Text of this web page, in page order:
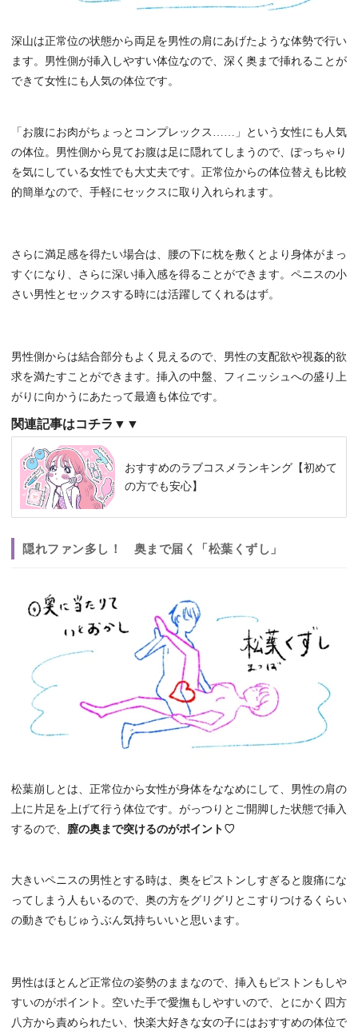
深山は正常位の状態から両足を男性の肩にあげたような体勢で行い
ます。男性側が挿入しやすい体位なので、深く奥まで挿れることが
できて女性にも人気の体位です。
「お腹にお肉がちょっとコンプレックス……」という女性にも人気
の体位。男性側から見てお腹は足に隠れてしまうので、ぽっちゃり
を気にしている女性でも大丈夫です。正常位からの体位替えも比較
的簡単なので、手軽にセックスに取り入れられます。
さらに満足感を得たい場合は、腰の下に枕を敷くとより身体がまっ
すぐになり、さらに深い挿入感を得ることができます。ペニスの小
さい男性とセックスする時には活躍してくれるはず。
男性側からは結合部分もよく見えるので、男性の支配欲や視姦的欲
求を満たすことができます。挿入の中盤、フィニッシュへの盛り上
がりに向かうにあたって最適も体位です。
関連記事はコチラ▼▼
おすすめのラブコスメランキング【初めて
の方でも安心】
隠れファン多し！ 奥まで届く「松葉くずし」
松葉崩しとは、正常位から女性が身体をななめにして、男性の肩の
上に片足を上げて行う体位です。がっつりとご開脚した状態で挿入
するので、 膣の奥まで突けるのがポイント♡
大きいペニスの男性とする時は、奥をピストンしすぎると腹痛にな
ってしまう人もいるので、奥の方をグリグリとこすりつけるくらい
の動きでもじゅうぶん気持ちいいと思います。
男性はほとんど正常位の姿勢のままなので、挿入もピストンもしや
すいのがポイント。空いた手で愛撫もしやすいので、とにかく四方
八方から責められたい、快楽大好きな女の子にはおすすめの体位で